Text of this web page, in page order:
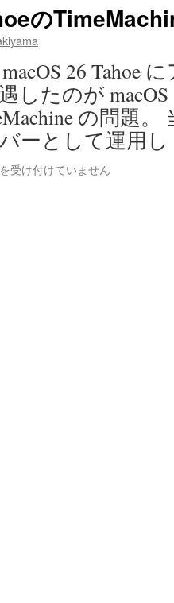
の
26 Tahoe
したのが
の問題。
ーとして運用
受け付けていません